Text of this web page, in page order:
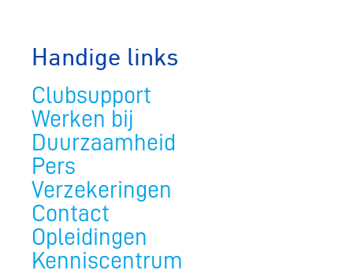
Handige links
Clubsupport
Werken bij
Duurzaamheid
Pers
Verzekeringen
Contact
Opleidingen
Kenniscentrum